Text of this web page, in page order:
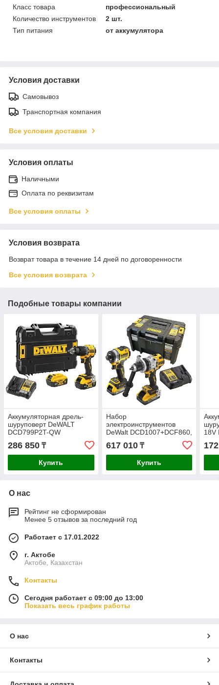
Класс товара
профессиональный
Количество инструментов
2 шт.
Тип питания
от аккумулятора
Условия доставки
Самовывоз
Транспортная компания
Все условия доставки
Условия оплаты
Наличными
Оплата по реквизитам
Все условия оплаты
Условия возврата
Возврат товара в течение 14 дней по договоренности
Все условия возврата
Подобные товары компании
Аккумуляторная дрель-
шуруповерт DeWALT
DCD799P2T-QW
286 850 ₸
Купить
Набор
электроинструментов
DeWalt DCD1007+DCF860,
DCK2200H2T-QW
617 010₸
Купить
18V
О нас
Рейтинг не сформирован
Менее 5 отзывов за последний год
Работает с 17.01.2022
г. Актобе
Актобе, Казахстан
Контакты
Сегодня работает с 09:00 до 13:00
Показать весь график работы
О нас
Контакты